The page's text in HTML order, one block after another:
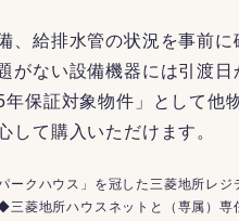
、給排水管の状況を事前
がない設備機器には引渡
年保証対象物件」として他
して購入いただけます。
ークハウス」を冠した三菱地所レジ
三菱地所ハウスネットと（専属）